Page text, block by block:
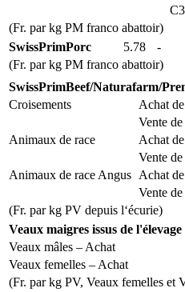
C3
(Fr. par kg PM franco abattoir)
SwissPrimPorc
5.78
-
(Fr. par kg PM franco abattoir)
SwissPrimBeef/Naturafarm/
Croisements
Achat
Vente
Animaux de race
Achat
Vente
Animaux de race Angus Achat
Vente
(Fr. par kg PV depuis l‘écurie)
Veaux maigres issus de
Veaux mâles – Achat
Veaux femelles – Achat
(Fr. par kg PV, Veaux femelles et